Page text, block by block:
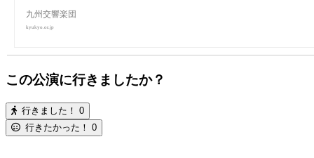
九州交響楽団
kyukyo.or.jp
この公演に行きましたか？
行きました！ 0
行きたかった！ 0